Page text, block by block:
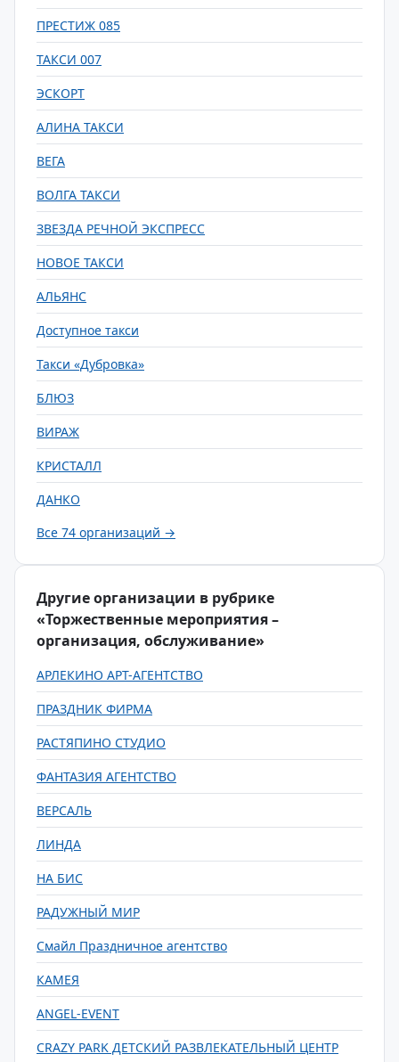
ПРЕСТИЖ 085
ТАКСИ 007
ЭСКОРТ
АЛИНА ТАКСИ
ВЕГА
ВОЛГА ТАКСИ
ЗВЕЗДА РЕЧНОЙ ЭКСПРЕСС
НОВОЕ ТАКСИ
АЛЬЯНС
Доступное такси
Такси «Дубровка»
БЛЮЗ
ВИРАЖ
КРИСТАЛЛ
ДАНКО
Все 74 организаций →
Другие организации в рубрике
«Торжественные мероприятия –
организация, обслуживание»
АРЛЕКИНО АРТ-АГЕНТСТВО
ПРАЗДНИК ФИРМА
РАСТЯПИНО СТУДИО
ФАНТАЗИЯ АГЕНТСТВО
ВЕРСАЛЬ
ЛИНДА
НА БИС
РАДУЖНЫЙ МИР
Смайл Праздничное агентство
КАМЕЯ
ANGEL-EVENT
CRAZY PARK ДЕТСКИЙ РАЗВЛЕКАТЕЛЬНЫЙ ЦЕНТР